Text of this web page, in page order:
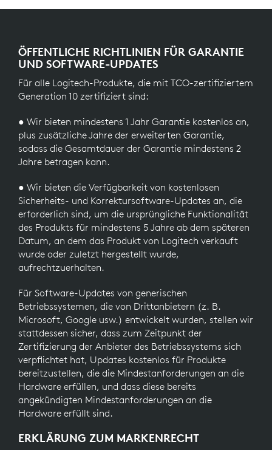
ÖFFENTLICHE RICHTLINIEN FÜR GARANTIE
UND SOFTWARE-UPDATES
Für alle Logitech-Produkte, die mit TCO-zertifiziertem
Generation 10 zertifiziert sind:
● Wir bieten mindestens 1 Jahr Garantie kostenlos an,
plus zusätzliche Jahre der erweiterten Garantie,
sodass die Gesamtdauer der Garantie mindestens 2
Jahre betragen kann.
● Wir bieten die Verfügbarkeit von kostenlosen
Sicherheits- und Korrektursoftware-Updates an, die
erforderlich sind, um die ursprüngliche Funktionalität
des Produkts für mindestens 5 Jahre ab dem späteren
Datum, an dem das Produkt von Logitech verkauft
wurde oder zuletzt hergestellt wurde,
aufrechtzuerhalten.
Für Software-Updates von generischen
Betriebssystemen, die von Drittanbietern (z. B.
Microsoft, Google usw.) entwickelt wurden, stellen wir
stattdessen sicher, dass zum Zeitpunkt der
Zertifizierung der Anbieter des Betriebssystems sich
verpflichtet hat, Updates kostenlos für Produkte
bereitzustellen, die die Mindestanforderungen an die
Hardware erfüllen, und dass diese bereits
angekündigten Mindestanforderungen an die
Hardware erfüllt sind.
ERKLÄRUNG ZUM MARKENRECHT